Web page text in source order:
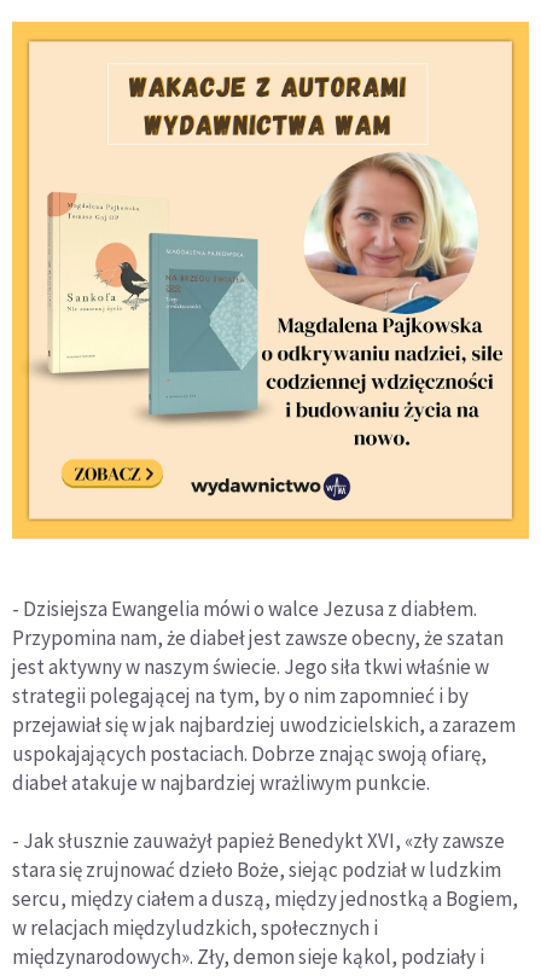
- Dzisiejsza Ewangelia mówi o walce Jezusa z diabłem.
Przypomina nam, że diabeł jest zawsze obecny, że szatan
jest aktywny w naszym świecie. Jego siła tkwi właśnie w
strategii polegającej na tym, by o nim zapomnieć i by
przejawiał się w jak najbardziej uwodzicielskich, a zarazem
uspokajających postaciach. Dobrze znając swoją ofiarę,
diabeł atakuje w najbardziej wrażliwym punkcie.
- Jak słusznie zauważył papież Benedykt XVI, «zły zawsze
stara się zrujnować dzieło Boże, siejąc podział w ludzkim
sercu, między ciałem a duszą, między jednostką a Bogiem,
w relacjach międzyludzkich, społecznych i
międzynarodowych». Zły, demon sieje kąkol, podziały i